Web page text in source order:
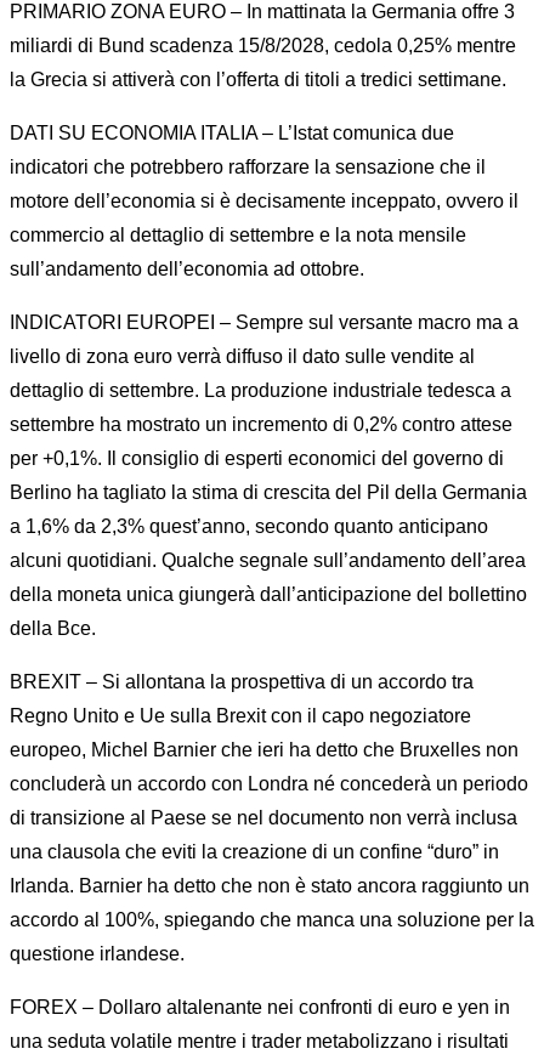
PRIMARIO ZONA EURO – In mattinata la Germania offre 3
miliardi di Bund scadenza 15/8/2028, cedola 0,25% mentre
la Grecia si attiverà con l’offerta di titoli a tredici settimane.
DATI SU ECONOMIA ITALIA – L’Istat comunica due
indicatori che potrebbero rafforzare la sensazione che il
motore dell’economia si è decisamente inceppato, ovvero il
commercio al dettaglio di settembre e la nota mensile
sull’andamento dell’economia ad ottobre.
INDICATORI EUROPEI – Sempre sul versante macro ma a
livello di zona euro verrà diffuso il dato sulle vendite al
dettaglio di settembre. La produzione industriale tedesca a
settembre ha mostrato un incremento di 0,2% contro attese
per +0,1%. Il consiglio di esperti economici del governo di
Berlino ha tagliato la stima di crescita del Pil della Germania
a 1,6% da 2,3% quest’anno, secondo quanto anticipano
alcuni quotidiani. Qualche segnale sull’andamento dell’area
della moneta unica giungerà dall’anticipazione del bollettino
della Bce.
BREXIT – Si allontana la prospettiva di un accordo tra
Regno Unito e Ue sulla Brexit con il capo negoziatore
europeo, Michel Barnier che ieri ha detto che Bruxelles non
concluderà un accordo con Londra né concederà un periodo
di transizione al Paese se nel documento non verrà inclusa
una clausola che eviti la creazione di un confine “duro” in
Irlanda. Barnier ha detto che non è stato ancora raggiunto un
accordo al 100%, spiegando che manca una soluzione per la
questione irlandese.
FOREX – Dollaro altalenante nei confronti di euro e yen in
una seduta volatile mentre i trader metabolizzano i risultati